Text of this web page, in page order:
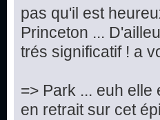
pas qu'il est
Princeton ...
trés significatif ! a
=> Park ... euh elle
en retrait sur cet